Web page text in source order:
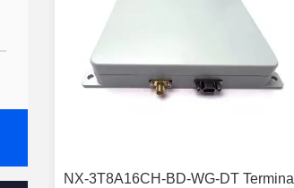
NX-3T8A16CH-BD-WG-DT Terminal